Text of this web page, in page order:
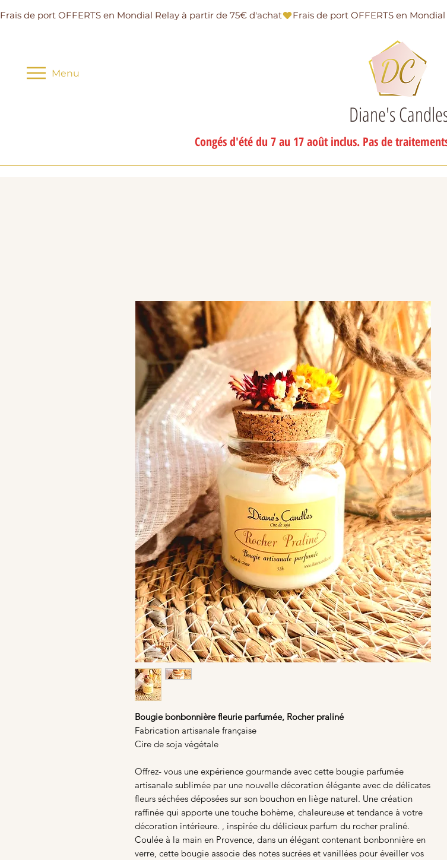
Frais de port OFFERTS en Mondial Relay à partir de 75€ d'achat
Menu
Diane's
Congés d'été du 7 au 17 août inclus. Pas de
Bougie bonbonnière fleurie parfumée, Rocher praliné
Fabrication artisanale française
Cire de soja végétale
Offrez- vous une expérience gourmande avec cette bougie parfumée
artisanale sublimée par une nouvelle décoration élégante avec de délicates
fleurs séchées déposées sur son bouchon en liège naturel. Une création
raffinée qui apporte une touche bohème, chaleureuse et tendance à votre
décoration intérieure. , inspirée du délicieux parfum du rocher praliné.
Coulée à la main en Provence, dans un élégant contenant bonbonnière en
verre, cette bougie associe des notes sucrées et vanillées pour éveiller vos